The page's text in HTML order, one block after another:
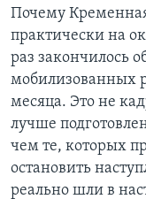
Почему
практически на
раз закончилось
мобилизованных
месяца. Это не
лучше
чем те, которых
остановить
реально шли в